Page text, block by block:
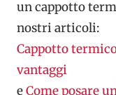
un cappotto
nostri articoli:
Cappotto
vantaggi
eCome posare